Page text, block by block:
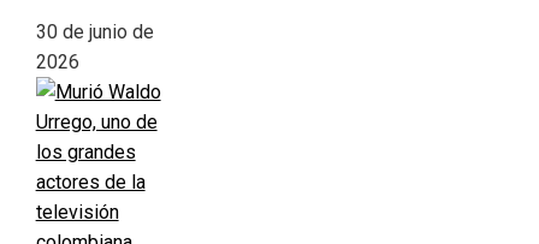
30 de junio de
2026